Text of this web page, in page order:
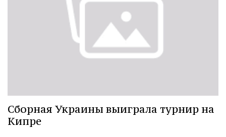
Сборная Украины выиграла турнир на
Кипре